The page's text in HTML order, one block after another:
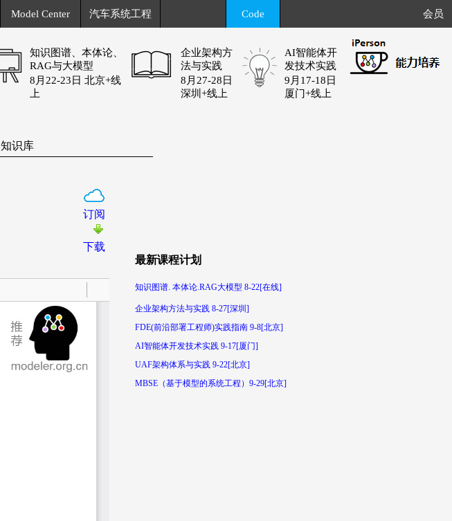
Model Center 汽车系统工程 Code 会员
知识图谱、本体论、
RAG与大模型
8月22-23日 北京+线
上
企业架构方
法与实践
8月27-28日
深圳+线上
AI智能体开
发技术实践
9月17-18日
厦门+线上
知识库
订阅
下载
最新课程计划
知识图谱. 本体论.RAG大模型 8-22[在线]
企业架构方法与实践 8-27[深圳]
FDE(前沿部署工程师)实践指南 9-8[北京]
AI智能体开发技术实践 9-17[厦门]
UAF架构体系与实践 9-22[北京]
MBSE（基于模型的系统工程）9-29[北京]